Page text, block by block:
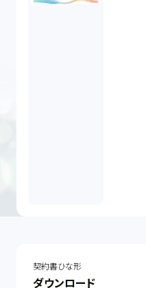
契約書ひな形
ダウンロード